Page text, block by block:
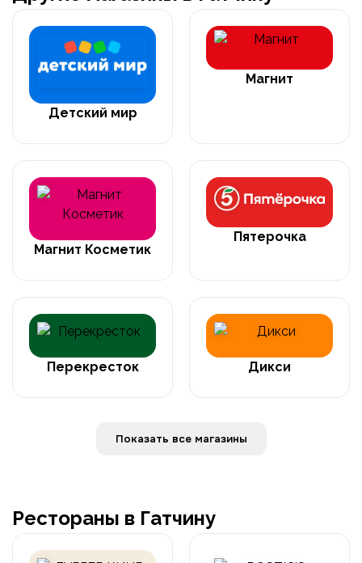
Детский мир
Магнит
Магнит Косметик
Пятерочка
Перекресток Дикси
Показать все магазины
Рестораны в Гатчину